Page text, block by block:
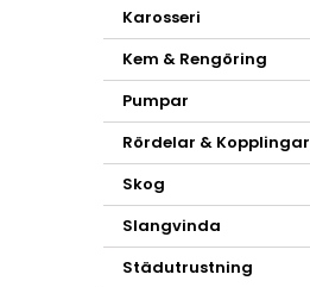
Karosseri
Kem & Rengöring
Pumpar
Rördelar & Kopplingar
Skog
Slangvinda
Städutrustning